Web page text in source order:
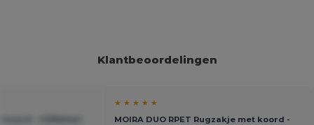
Klantbeoordelingen
★ ★ ★ ★ ★
MOIRA DUO RPET Rugzakje met koord -